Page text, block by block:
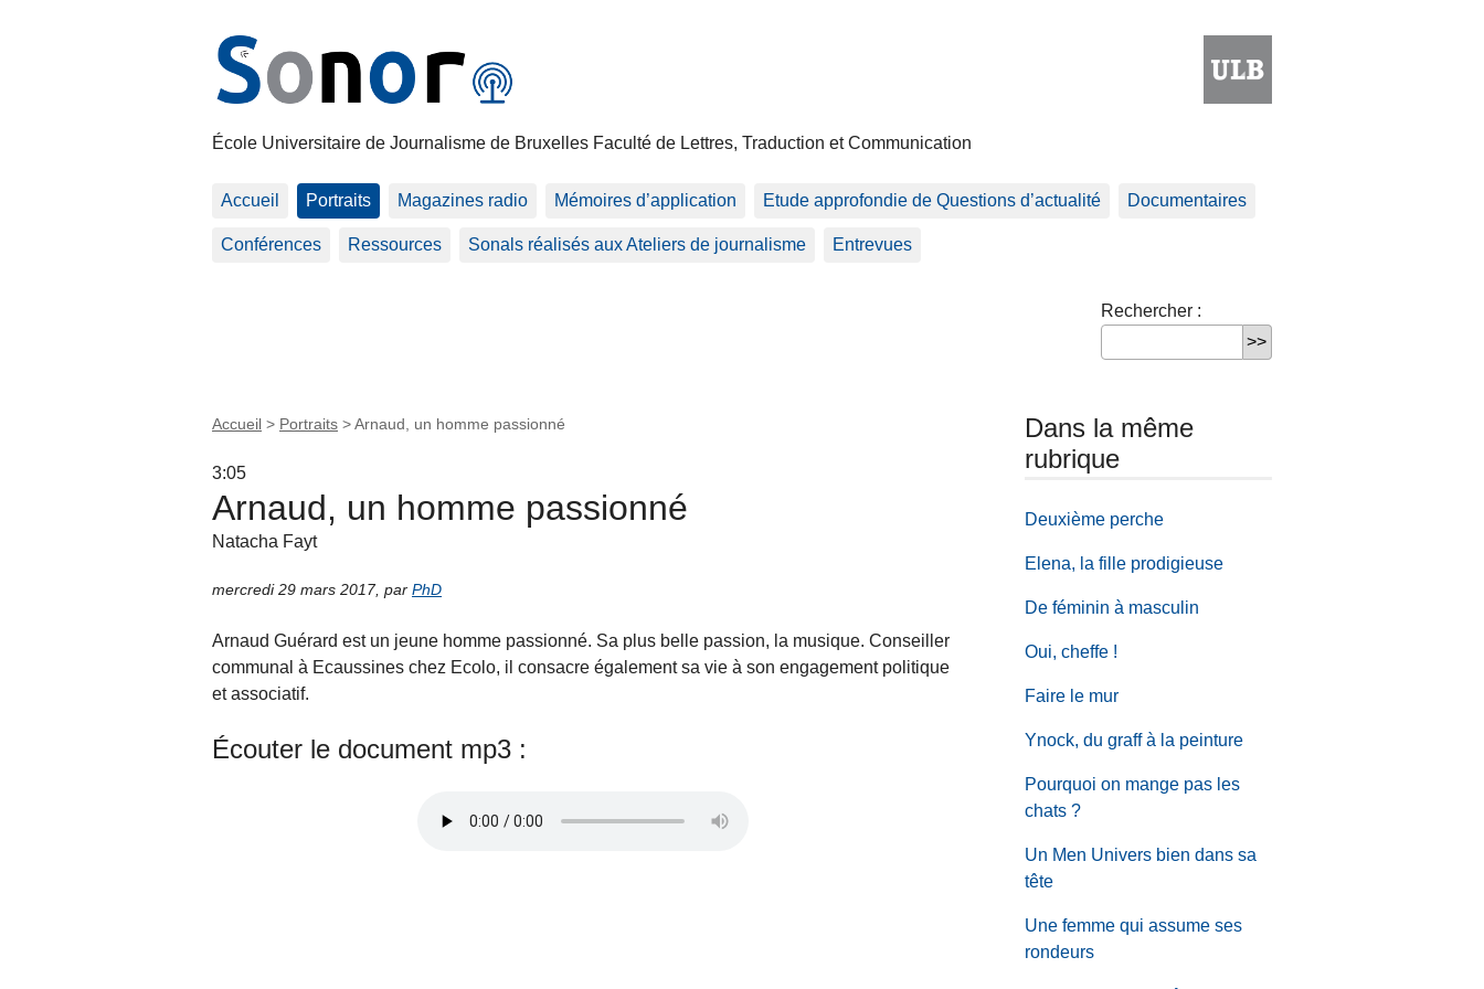
École Universitaire de Journalisme de Bruxelles Faculté de Lettres, Traduction et Communication
Accueil Portraits Magazines radio Mémoires d’application Etude approfondie de Questions d’actualité Documentaires
Conférences Ressources Sonals réalisés aux Ateliers de journalisme Entrevues
Rechercher :
Accueil > Portraits >Arnaud, un homme passionné
3:05
Arnaud, un homme passionné
Natacha Fayt
mercredi 29 mars 2017, par PhD
Arnaud Guérard est un jeune homme passionné. Sa plus belle passion, la musique. Conseiller
communal à Ecaussines chez Ecolo, il consacre également sa vie à son engagement politique
et associatif.
Écouter le document mp3 :
Dans la même
rubrique
Deuxième perche
Elena, la fille prodigieuse
De féminin à masculin
Oui, cheffe !
Faire le mur
Ynock, du graff à la peinture
Pourquoi on mange pas les
chats ?
Un Men Univers bien dans sa
tête
Une femme qui assume ses
rondeurs